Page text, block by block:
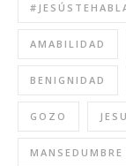
AMABILIDAD
BENIGNIDAD
GOZO
MANSEDUMBRE